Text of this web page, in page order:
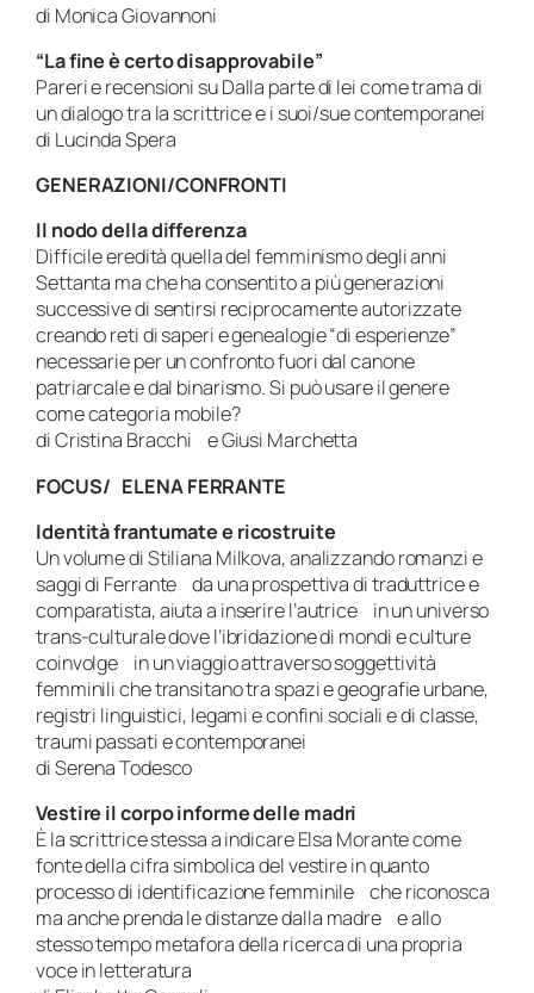
di Monica Giovannoni
“La fine è certo disapprovabile”
Pareri e recensioni suDalla parte di leicome trama di
un dialogo tra la scrittrice e i suoi/sue contemporanei
di Lucinda Spera
GENERAZIONI/CONFRONTI
Il nodo della differenza
Difficile eredità quella del femminismo degli anni
Settanta ma che ha consentito a più generazioni
successive di sentirsi reciprocamente autorizzate
creando reti di saperi e genealogie “di esperienze”
necessarie per un confronto fuori dal canone
patriarcale e dal binarismo. Si può usare il genere
come categoria mobile?
di Cristina Bracchi e Giusi Marchetta
FOCUS/ ELENA FERRANTE
Identità frantumate e ricostruite
Un volume di Stiliana Milkova, analizzando romanzi e
saggi di Ferrante da una prospettiva di traduttrice e
comparatista, aiuta a inserire l’autrice in un universo
trans-culturale dove l’ibridazione di mondi e culture
coinvolge in un viaggio attraverso soggettività
femminili che transitano tra spazi e geografie urbane,
registri linguistici, legami e confini sociali e di classe,
traumi passati e contemporanei
di Serena Todesco
Vestire il corpo informe delle madri
È la scrittrice stessa a indicare Elsa Morante come
fonte della cifra simbolica del vestire in quanto
processo di identificazione femminile che riconosca
ma anche prenda le distanze dalla madre e allo
stesso tempo metafora della ricerca di una propria
voce in letteratura